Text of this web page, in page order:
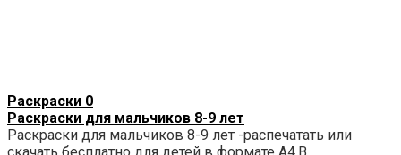
Раскраски 0
Раскраски для мальчиков 8-9 лет
Раскраски для мальчиков 8-9 лет -распечатать или